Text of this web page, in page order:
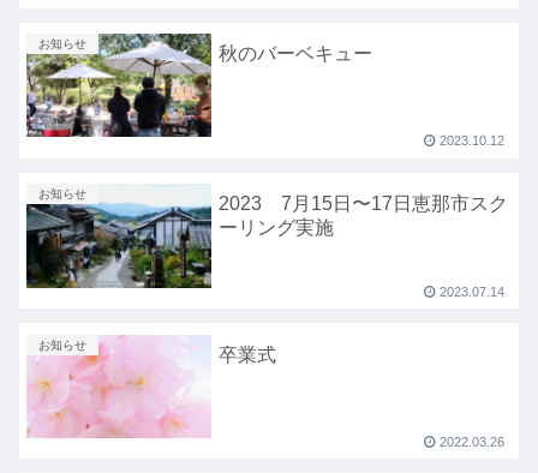
お知らせ 秋のバーベキュー
2023.10.12
お知らせ
2023 7月15日〜17日恵那市スク
ーリング実施
2023.07.14
お知らせ 卒業式
2022.03.26